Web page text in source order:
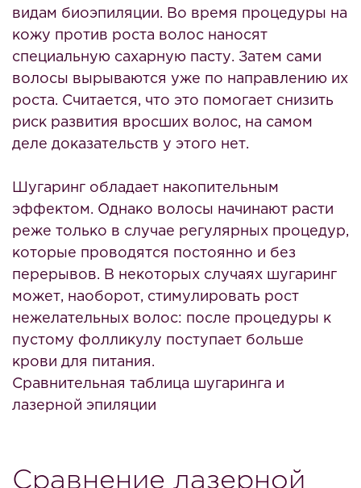
видам биоэпиляции. Во время процедуры на
кожу против роста волос наносят
специальную сахарную пасту. Затем сами
волосы вырываются уже по направлению их
роста. Считается, что это помогает снизить
риск развития вросших волос, на самом
деле доказательств у этого нет.
Шугаринг обладает накопительным
эффектом. Однако волосы начинают расти
реже только в случае регулярных процедур,
которые проводятся постоянно и без
перерывов. В некоторых случаях шугаринг
может, наоборот, стимулировать рост
нежелательных волос: после процедуры к
пустому фолликулу поступает больше
крови для питания.
Сравнительная таблица шугаринга и
лазерной эпиляции
Сравнение лазерной